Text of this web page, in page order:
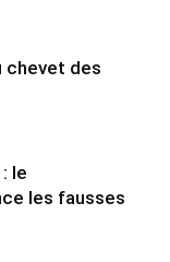
chevet des
le
les fausses